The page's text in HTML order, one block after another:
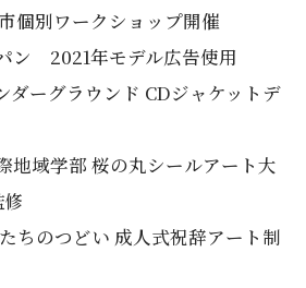
個別ワークショップ開催
ン 2021年モデル広告使用
ダーグラウンド CDジャケットデ
地域学部 桜の丸シールアート大
ちのつどい 成人式祝辞アート制